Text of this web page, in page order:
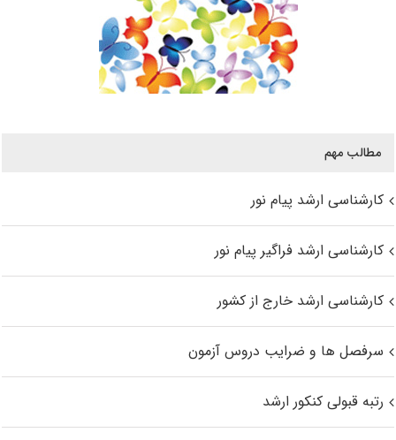
مطالب مهم
کارشناسی ارشد پیام نور
کارشناسی ارشد فراگیر پیام نور
کارشناسی ارشد خارج از کشور
سرفصل ها و ضرایب دروس آزمون
رتبه قبولی کنکور ارشد